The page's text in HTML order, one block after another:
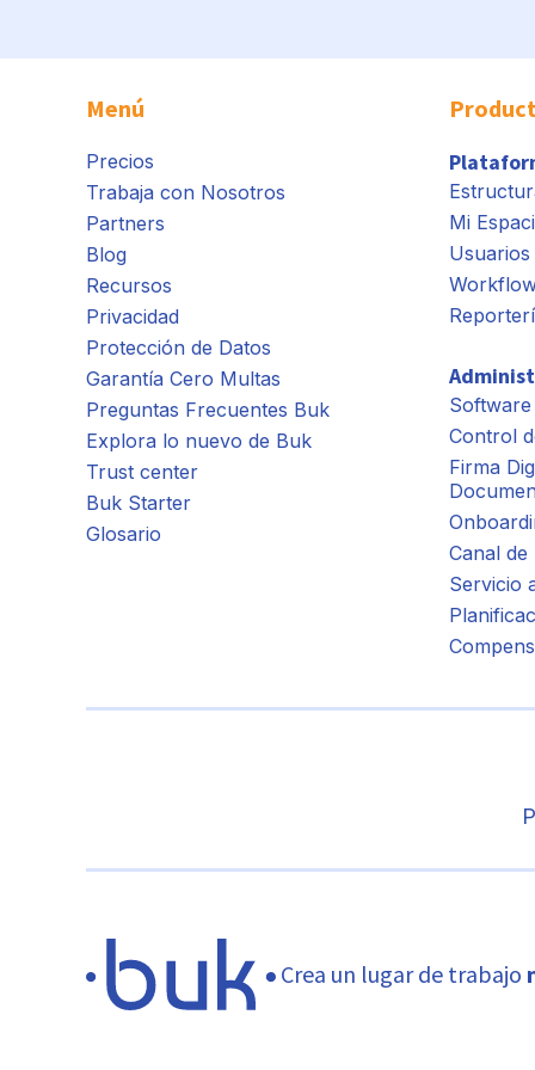
Menú
Precios
Trabaja con Nosotros
Partners
Blog
Recursos
Privacidad
Protección de Datos
Garantía Cero Multas
Preguntas Frecuentes Buk
Explora lo nuevo de Buk
Trust center
Buk Starter
Glosario
Mi
Control
Firma
Canal de
Servicio
Crea un lugar de trabajo